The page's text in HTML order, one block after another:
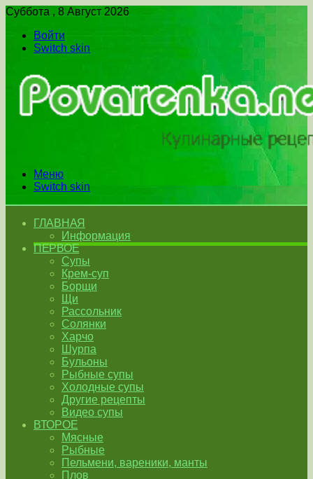
Суббота , 8 Август 2026
Войти
Switch skin
Меню
Switch skin
ГЛАВНАЯ
Информация
ПЕРВОЕ
Супы
Крем-суп
Борщи
Щи
Рассольник
Солянки
Харчо
Шурпа
Бульоны
Рыбные супы
Холодные супы
Другие рецепты
Видео супы
ВТОРОЕ
Мясные
Рыбные
Пельмени, вареники, манты
Плов